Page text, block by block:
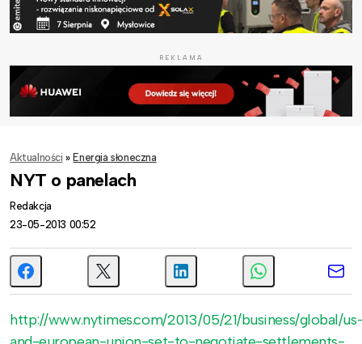
REKLAMA
Aktualności » Energia słoneczna
NYT o panelach
Redakcja
23-05-2013 00:52
http://www.nytimes.com/2013/05/21/business/global/